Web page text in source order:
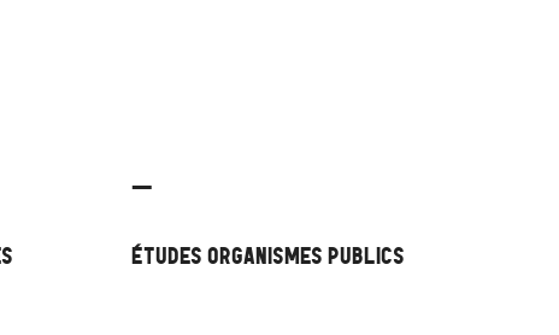
—
ÉTUDES ORGANISMES PUBLICS